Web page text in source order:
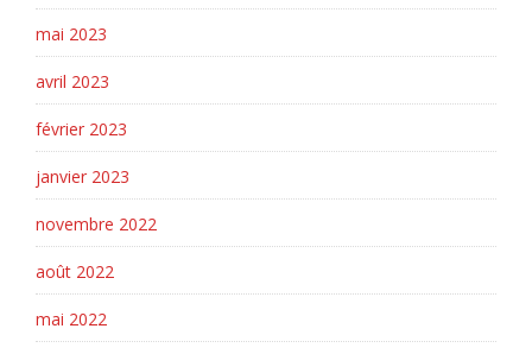
mai 2023
avril 2023
février 2023
janvier 2023
novembre 2022
août 2022
mai 2022